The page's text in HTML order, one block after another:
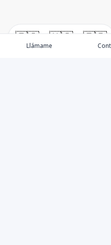
🇪🇸 🇺🇸 🇫🇷
Llámame